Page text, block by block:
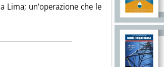
Lima; un'operazione che le
notizia: 'La siciliana Irritec porta acqua in